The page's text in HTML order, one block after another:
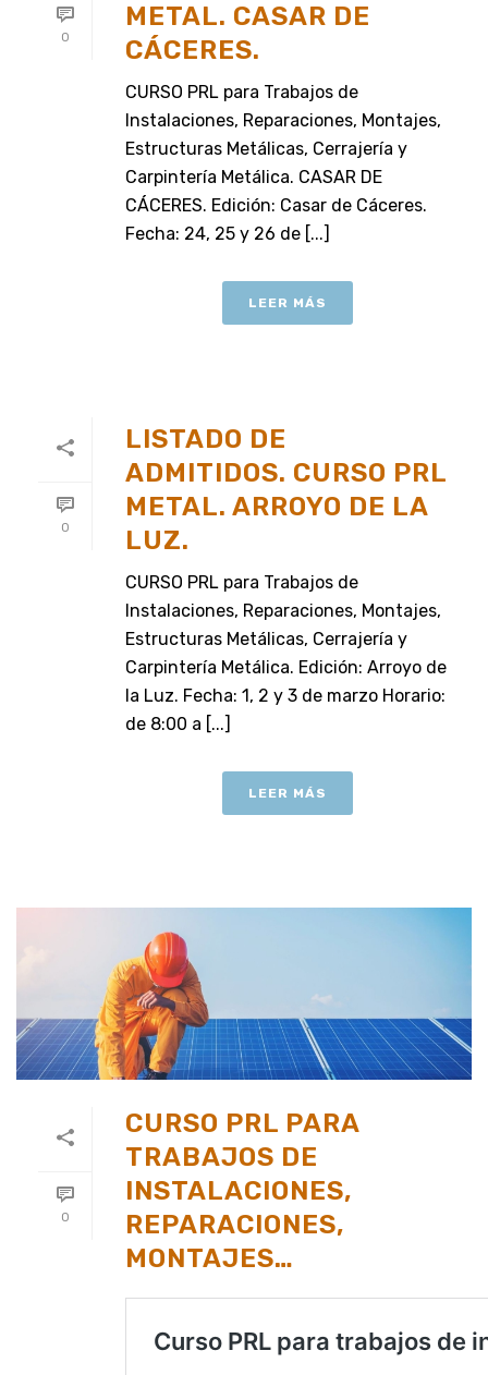
0
METAL. CASAR DE
CÁCERES.
CURSO PRL para Trabajos de
Instalaciones, Reparaciones, Montajes,
Estructuras Metálicas, Cerrajería y
Carpintería Metálica. CASAR DE
CÁCERES. Edición: Casar de Cáceres.
Fecha: 24, 25 y 26 de [...]
LEER MÁS
0
LISTADO DE
ADMITIDOS. CURSO PRL
METAL. ARROYO DE LA
LUZ.
CURSO PRL para Trabajos de
Instalaciones, Reparaciones, Montajes,
Estructuras Metálicas, Cerrajería y
Carpintería Metálica. Edición: Arroyo de
la Luz. Fecha: 1, 2 y 3 de marzo Horario:
de 8:00 a [...]
LEER MÁS
0
CURSO PRL PARA
TRABAJOS DE
INSTALACIONES,
REPARACIONES,
MONTAJES…